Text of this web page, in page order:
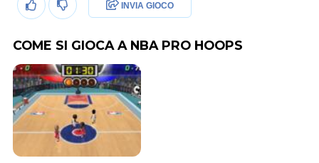
INVIA GIOCO
COME SI GIOCA A NBA PRO HOOPS